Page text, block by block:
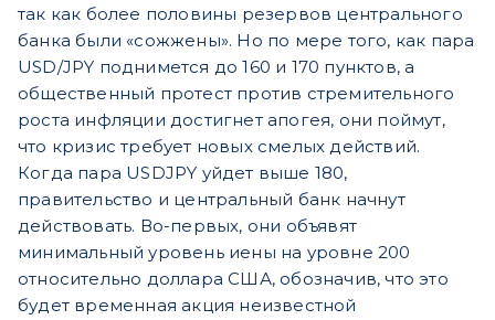
так как более половины резервов центрального
банка были «сожжены». Но по мере того, как пара
USD/JPY поднимется до 160 и 170 пунктов, а
общественный протест против стремительного
роста инфляции достигнет апогея, они поймут,
что кризис требует новых смелых действий.
Когда пара USDJPY уйдет выше 180,
правительство и центральный банк начнут
действовать. Во-первых, они объявят
минимальный уровень иены на уровне 200
относительно доллара США, обозначив, что это
будет временная акция неизвестной